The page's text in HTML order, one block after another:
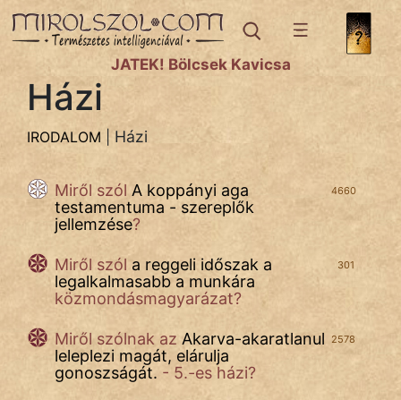
IRODALOMtémák:
Történetek
Dráma
Költemény
Eposz
Házi
Kötelező
JÁTÉK! Bölcsek Kavicsa
Házi
IRODALOM Házi
4660
Miről szól A koppányi aga
testamentuma - szereplők
jellemzése?
301
Miről szól a reggeli időszak a
legalkalmasabb a munkára
közmondásmagyarázat?
2578
Miről szólnak az Akarva-akaratlanul
leleplezi magát, elárulja
gonoszságát. - 5.-es házi?